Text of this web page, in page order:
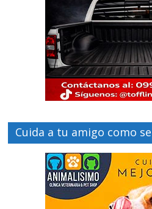
Cuida a tu amigo como